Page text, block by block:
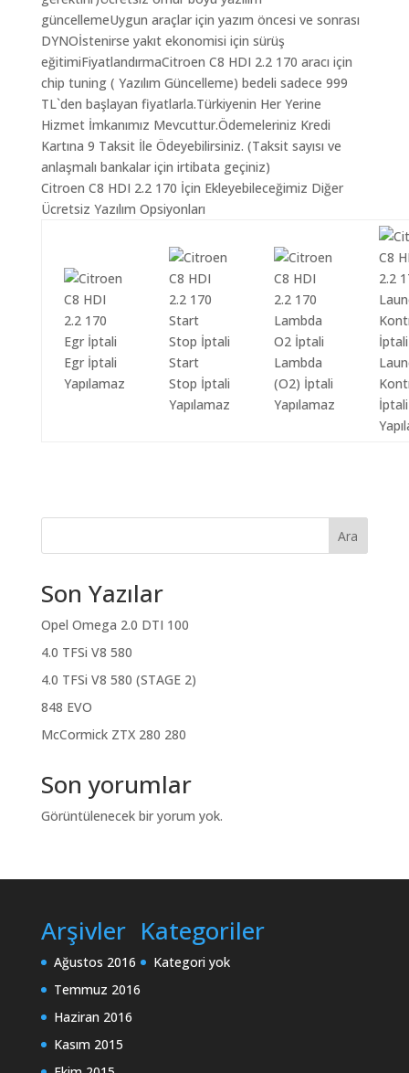
güncellemeUygun araçlar için yazım öncesi ve sonrası
DYNOİstenirse yakıt ekonomisi için sürüş
eğitimiFiyatlandırmaCitroen C8 HDI 2.2 170 aracı için
chip tuning ( Yazılım Güncelleme) bedeli sadece 999
TL`den başlayan fiyatlarla.Türkiyenin Her Yerine
Hizmet İmkanımız Mevcuttur.Ödemeleriniz Kredi
Kartına 9 Taksit İle Ödeyebilirsiniz. (Taksit sayısı ve
anlaşmalı bankalar için irtibata geçiniz)
Citroen C8 HDI 2.2 170 İçin Ekleyebileceğimiz Diğer
Ücretsiz Yazılım Opsiyonları
Egr İptali
Yapılamaz
Start
Stop İptali
Yapılamaz
Lambda
(O2) İptali
Yapılamaz
İptali
Ara
Son Yazılar
Opel Omega 2.0 DTI 100
4.0 TFSi V8 580
4.0 TFSi V8 580 (STAGE 2)
848 EVO
McCormick ZTX 280 280
Son yorumlar
Görüntülenecek bir yorum yok.
Arşivler
Ağustos 2016
Temmuz 2016
Haziran 2016
Kasım 2015
Kategoriler
Kategori yok